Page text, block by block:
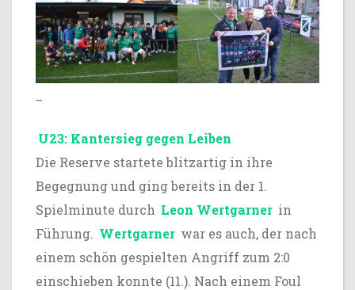
U23: Kantersieg gegen Leiben
Die Reserve startete blitzartig in ihre
Begegnung und ging bereits in der 1.
Spielminute durch Leon Wertgarner in
Führung. Wertgarner war es auch, der nach
einem schön gespielten Angriff zum 2:0
einschieben konnte (11.). Nach einem Foul